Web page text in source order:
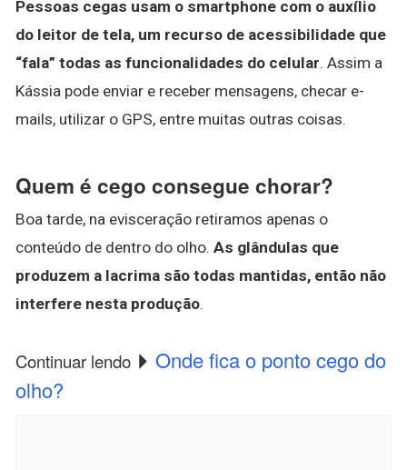
Pessoas cegas usam o smartphone com o auxílio
do leitor de tela, um recurso de acessibilidade que
“fala” todas as funcionalidades do celular. Assim a
Kássia pode enviar e receber mensagens, checar e-
mails, utilizar o GPS, entre muitas outras coisas.
Quem é cego consegue chorar?
Boa tarde, na evisceração retiramos apenas o
conteúdo de dentro do olho. As glândulas que
produzem a lacrima são todas mantidas, então não
interfere nesta produção.
Continuar lendo
Onde fica o ponto cego do
olho?